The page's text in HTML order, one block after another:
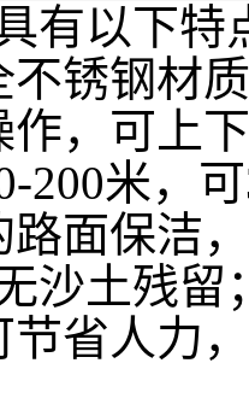
有以下特
不锈钢材
作，可上
200米，
路面保洁
沙土残留
节省人力